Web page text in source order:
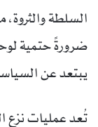
السلطة
ضرورةً حتمية
يبتعد عن
تُعد عمليات نزع